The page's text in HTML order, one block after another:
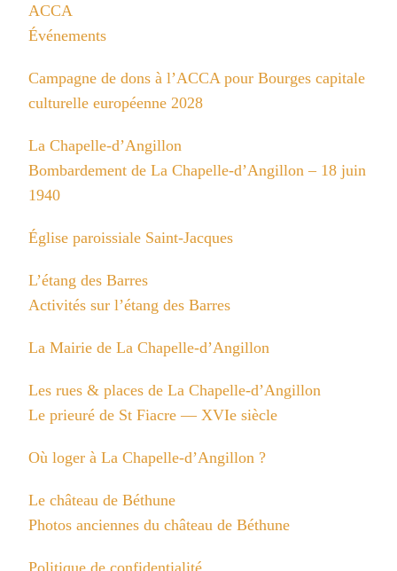
ACCA
Événements
Campagne de dons à l’ACCA pour Bourges capitale
culturelle européenne 2028
La Chapelle-d’Angillon
Bombardement de La Chapelle-d’Angillon – 18 juin
1940
Église paroissiale Saint-Jacques
L’étang des Barres
Activités sur l’étang des Barres
La Mairie de La Chapelle-d’Angillon
Les rues & places de La Chapelle-d’Angillon
Le prieuré de St Fiacre — XVIe siècle
Où loger à La Chapelle-d’Angillon ?
Le château de Béthune
Photos anciennes du château de Béthune
Politique de confidentialité